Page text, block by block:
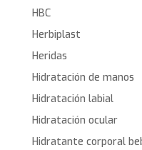
HBC
Herbiplast
Heridas
Hidratación de manos
Hidratación labial
Hidratación ocular
Hidratante corporal